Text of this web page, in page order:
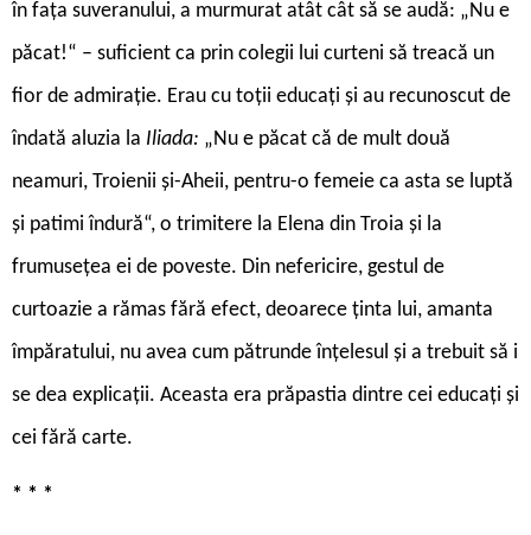
în fața suveranului, a murmurat atât cât să se audă: „Nu e
păcat!“ – suficient ca prin colegii lui curteni să treacă un
fior de admirație. Erau cu toții educați și au recunoscut de
îndată aluzia la Iliada: „Nu e păcat că de mult două
neamuri, Troienii și-Aheii, pentru-o femeie ca asta se luptă
și patimi îndură“, o trimitere la Elena din Troia și la
frumusețea ei de poveste. Din nefericire, gestul de
curtoazie a rămas fără efect, deoarece ținta lui, amanta
împăratului, nu avea cum pătrunde înțelesul și a trebuit să i
se dea explicații. Aceasta era prăpastia dintre cei educați și
cei fără carte.
* * *